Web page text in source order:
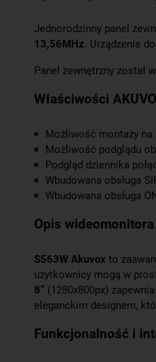
Jednorodzinny panel
13,56MHz. Urządzenie
Panel zewnętrzny został
Właściwości
Możliwość montaży na
Możliwość podglądu
Podgląd dziennika
Wbudowana obsługa
Wbudowana obsługa
Opis
S563W Akuvox to
użytkownicy mogą w
8” (1280x800px)
eleganckim designem,
Funkcjonalność i